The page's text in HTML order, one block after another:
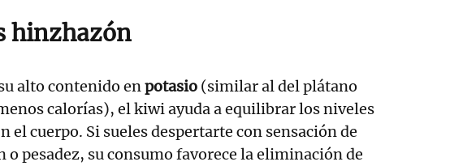
hinzhazón
alto contenido enpotasio (similar al del plátano
calorías), el kiwi ayuda a equilibrar los niveles
el cuerpo. Si sueles despertarte con sensación de
o pesadez, su consumo favorece la eliminación de